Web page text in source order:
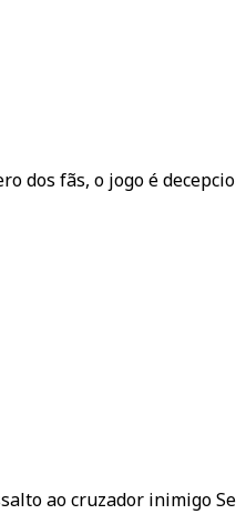
dos fãs, o jogo é
ao cruzador inimigo